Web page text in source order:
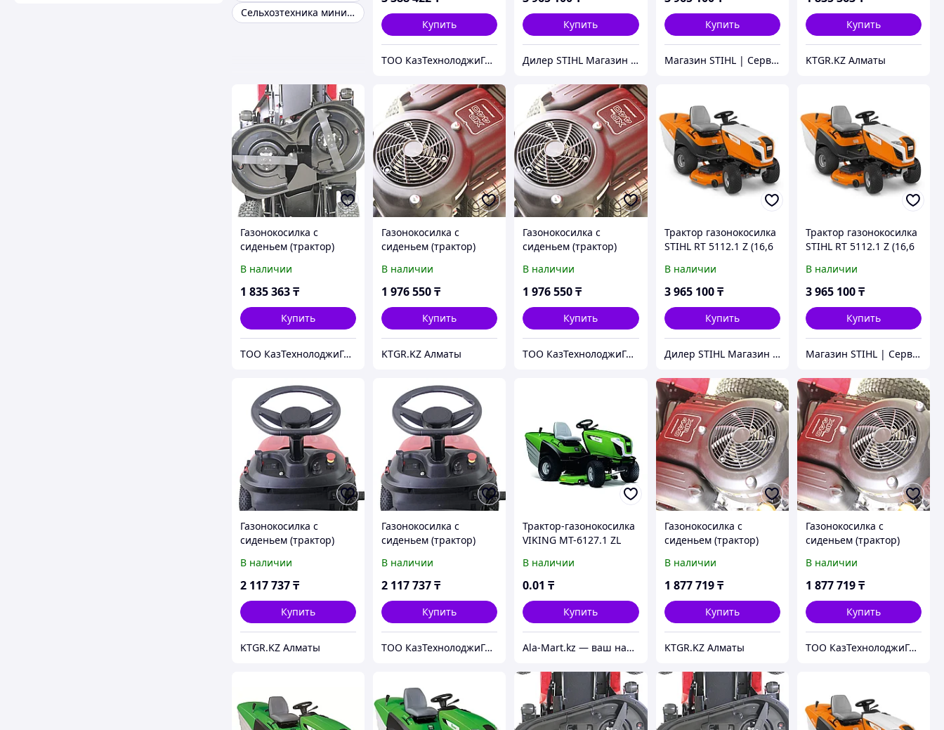
Сельхозтехника минитрактор
Купить
ТОО КазТехнолоджиГрупп Астана
Купить
Дилер STIHL Магазин | Сервисный Центр ШТИЛЬ.kz
Купить
Магазин STIHL | Сервисный Центр ШТИЛЬ
Купить
KTGR.KZ Алматы
Газонокосилка с
сиденьем (трактор)
двигателем Zongshen)
В наличии
1 835 363₸
Купить
ТОО КазТехнолоджиГрупп Астана
Газонокосилка с
сиденьем (трактор)
двигателем Zongshen)
В наличии
1 976 550₸
Купить
KTGR.KZ Алматы
Газонокосилка с
сиденьем (трактор)
двигателем Zongshen)
В наличии
1 976 550₸
Купить
ТОО КазТехнолоджиГрупп Астана
Трактор газонокосилка
STIHL RT 5112.1 Z (16,6
бензиновый райдер
(минитрактор)
В наличии
3 965 100 ₸
Купить
Дилер STIHL Магазин | Сервисный Центр ШТИЛЬ.kz
Трактор газонокосилка
STIHL RT 5112.1 Z (16,6
бензиновый райдер
(минитрактор)
В наличии
3 965 100₸
Купить
Магазин STIHL | Сервисный Центр ШТИЛЬ
Газонокосилка с
сиденьем (трактор)
двигателем Zongshen)
В наличии
2 117 737₸
Купить
KTGR.KZ Алматы
Газонокосилка с
сиденьем (трактор)
двигателем Zongshen)
В наличии
2 117 737₸
Купить
ТОО КазТехнолоджиГрупп Астана
Трактор-газонокосилка
VIKING MT-6127.1 ZL
В наличии
0.01 ₸
Купить
Ala-Mart.kz — ваш надежный партнер в мире качественных товаров.
Газонокосилка с
сиденьем (трактор)
двигателем Zongshen)
В наличии
1 877 719 ₸
Купить
KTGR.KZ Алматы
Газонокосилка с
сиденьем (трактор)
двигателем Zongshen)
В наличии
1 877 719₸
Купить
ТОО КазТехнолоджиГрупп Астана